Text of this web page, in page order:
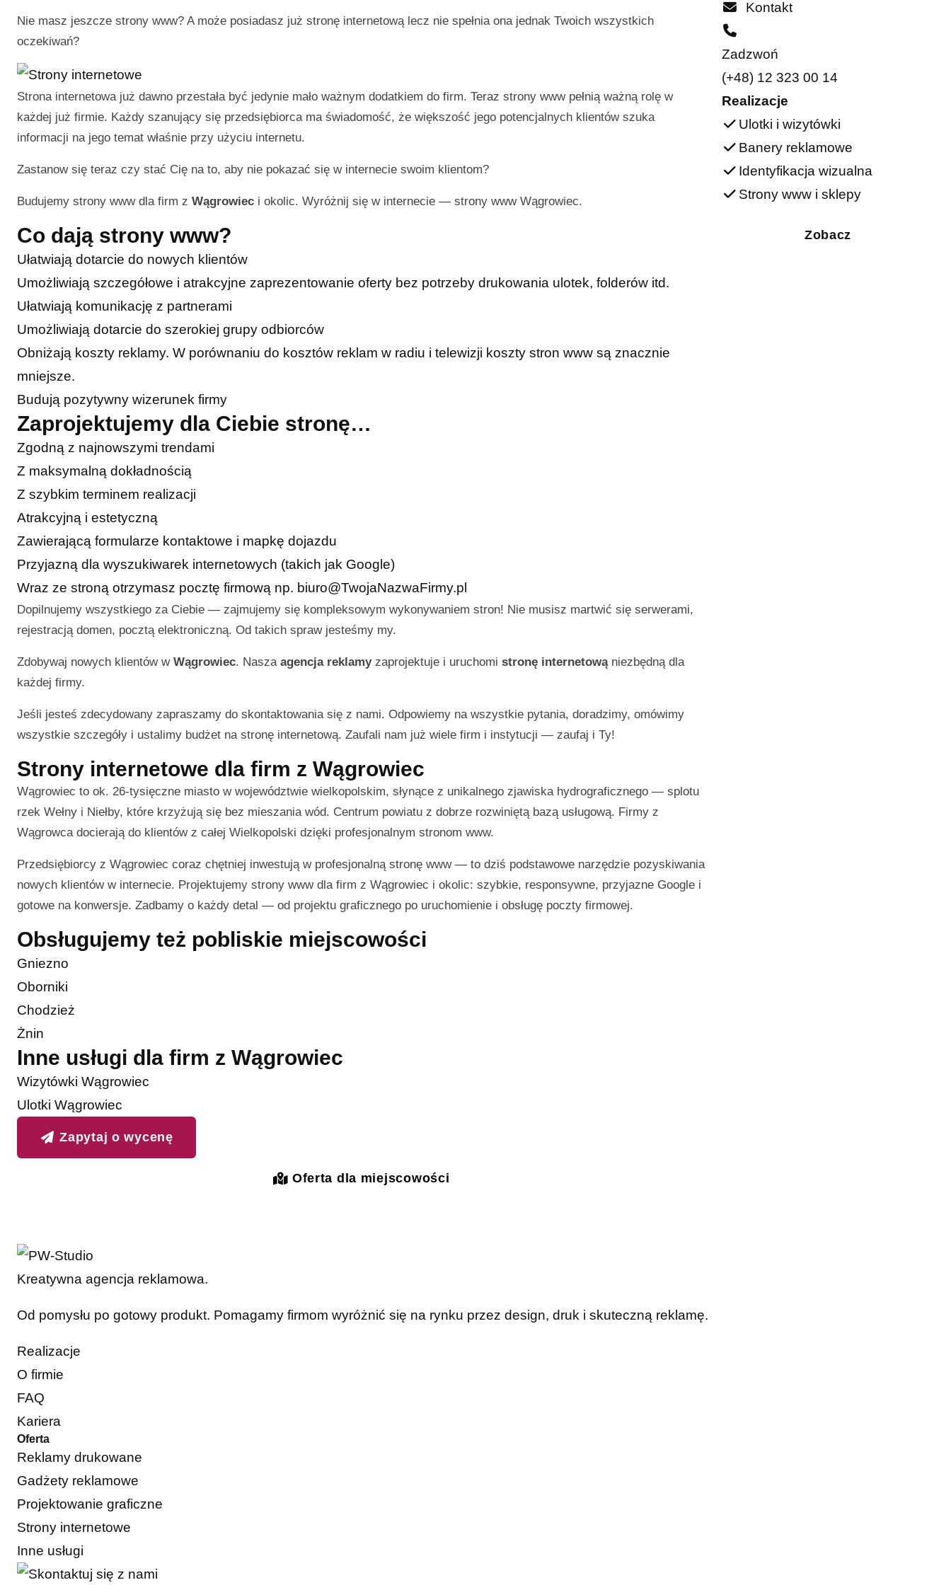
Nie masz jeszcze strony www? A może posiadasz już stronę internetową lecz nie spełnia ona jednak Twoich wszystkich
oczekiwań?
Strona internetowa już dawno przestała być jedynie mało ważnym dodatkiem do firm. Teraz strony www pełnią ważną rolę w
każdej już firmie. Każdy szanujący się przedsiębiorca ma świadomość, że większość jego potencjalnych klientów szuka
informacji na jego temat właśnie przy użyciu internetu.
Zastanow się teraz czy stać Cię na to, aby nie pokazać się w internecie swoim klientom?
Budujemy strony www dla firm z Wągrowiec i okolic. Wyróżnij się w internecie — strony www Wągrowiec.
Co dają strony www?
Ułatwiają dotarcie do nowych klientów
Umożliwiają szczegółowe i atrakcyjne zaprezentowanie oferty bez potrzeby drukowania ulotek, folderów itd.
Ułatwiają komunikację z partnerami
Umożliwiają dotarcie do szerokiej grupy odbiorców
Obniżają koszty reklamy. W porównaniu do kosztów reklam w radiu i telewizji koszty stron www są znacznie
mniejsze.
Budują pozytywny wizerunek firmy
Zaprojektujemy dla Ciebie stronę…
Zgodną z najnowszymi trendami
Z maksymalną dokładnością
Z szybkim terminem realizacji
Atrakcyjną i estetyczną
Zawierającą formularze kontaktowe i mapkę dojazdu
Przyjazną dla wyszukiwarek internetowych (takich jak Google)
Wraz ze stroną otrzymasz pocztę firmową np. biuro@TwojaNazwaFirmy.pl
Dopilnujemy wszystkiego za Ciebie — zajmujemy się kompleksowym wykonywaniem stron! Nie musisz martwić się serwerami,
rejestracją domen, pocztą elektroniczną. Od takich spraw jesteśmy my.
Zdobywaj nowych klientów w Wągrowiec. Nasza agencja reklamyzaprojektuje i uruchomi stronę internetowąniezbędną dla
każdej firmy.
Jeśli jesteś zdecydowany zapraszamy do skontaktowania się z nami. Odpowiemy na wszystkie pytania, doradzimy, omówimy
wszystkie szczegóły i ustalimy budżet na stronę internetową. Zaufali nam już wiele firm i instytucji — zaufaj i Ty!
Strony internetowe dla firm z Wągrowiec
Wągrowiec to ok. 26-tysięczne miasto w województwie wielkopolskim, słynące z unikalnego zjawiska hydrograficznego — splotu
rzek Wełny i Niełby, które krzyżują się bez mieszania wód. Centrum powiatu z dobrze rozwiniętą bazą usługową. Firmy z
Wągrowca docierają do klientów z całej Wielkopolski dzięki profesjonalnym stronom www.
Przedsiębiorcy z Wągrowiec coraz chętniej inwestują w profesjonalną stronę www — to dziś podstawowe narzędzie pozyskiwania
nowych klientów w internecie. Projektujemy strony www dla firm z Wągrowiec i okolic: szybkie, responsywne, przyjazne Google i
gotowe na konwersje. Zadbamy o każdy detal — od projektu graficznego po uruchomienie i obsługę poczty firmowej.
Obsługujemy też pobliskie miejscowości
Gniezno
Oborniki
Chodzież
Żnin
Inne usługi dla firm z Wągrowiec
Wizytówki Wągrowiec
Ulotki Wągrowiec
Zapytaj o wycenę
Oferta dla miejscowości
Kontakt
Zadzwoń
(+48) 12 323 00 14
Realizacje
Ulotki i wizytówki
Banery reklamowe
Identyfikacja wizualna
Strony www i sklepy
Zobacz
Kreatywna agencja reklamowa.
Od pomysłu po gotowy produkt. Pomagamy firmom wyróżnić się na rynku przez design, druk i skuteczną reklamę.
Realizacje
O firmie
FAQ
Kariera
Oferta
Reklamy drukowane
Gadżety reklamowe
Projektowanie graficzne
Strony internetowe
Inne usługi